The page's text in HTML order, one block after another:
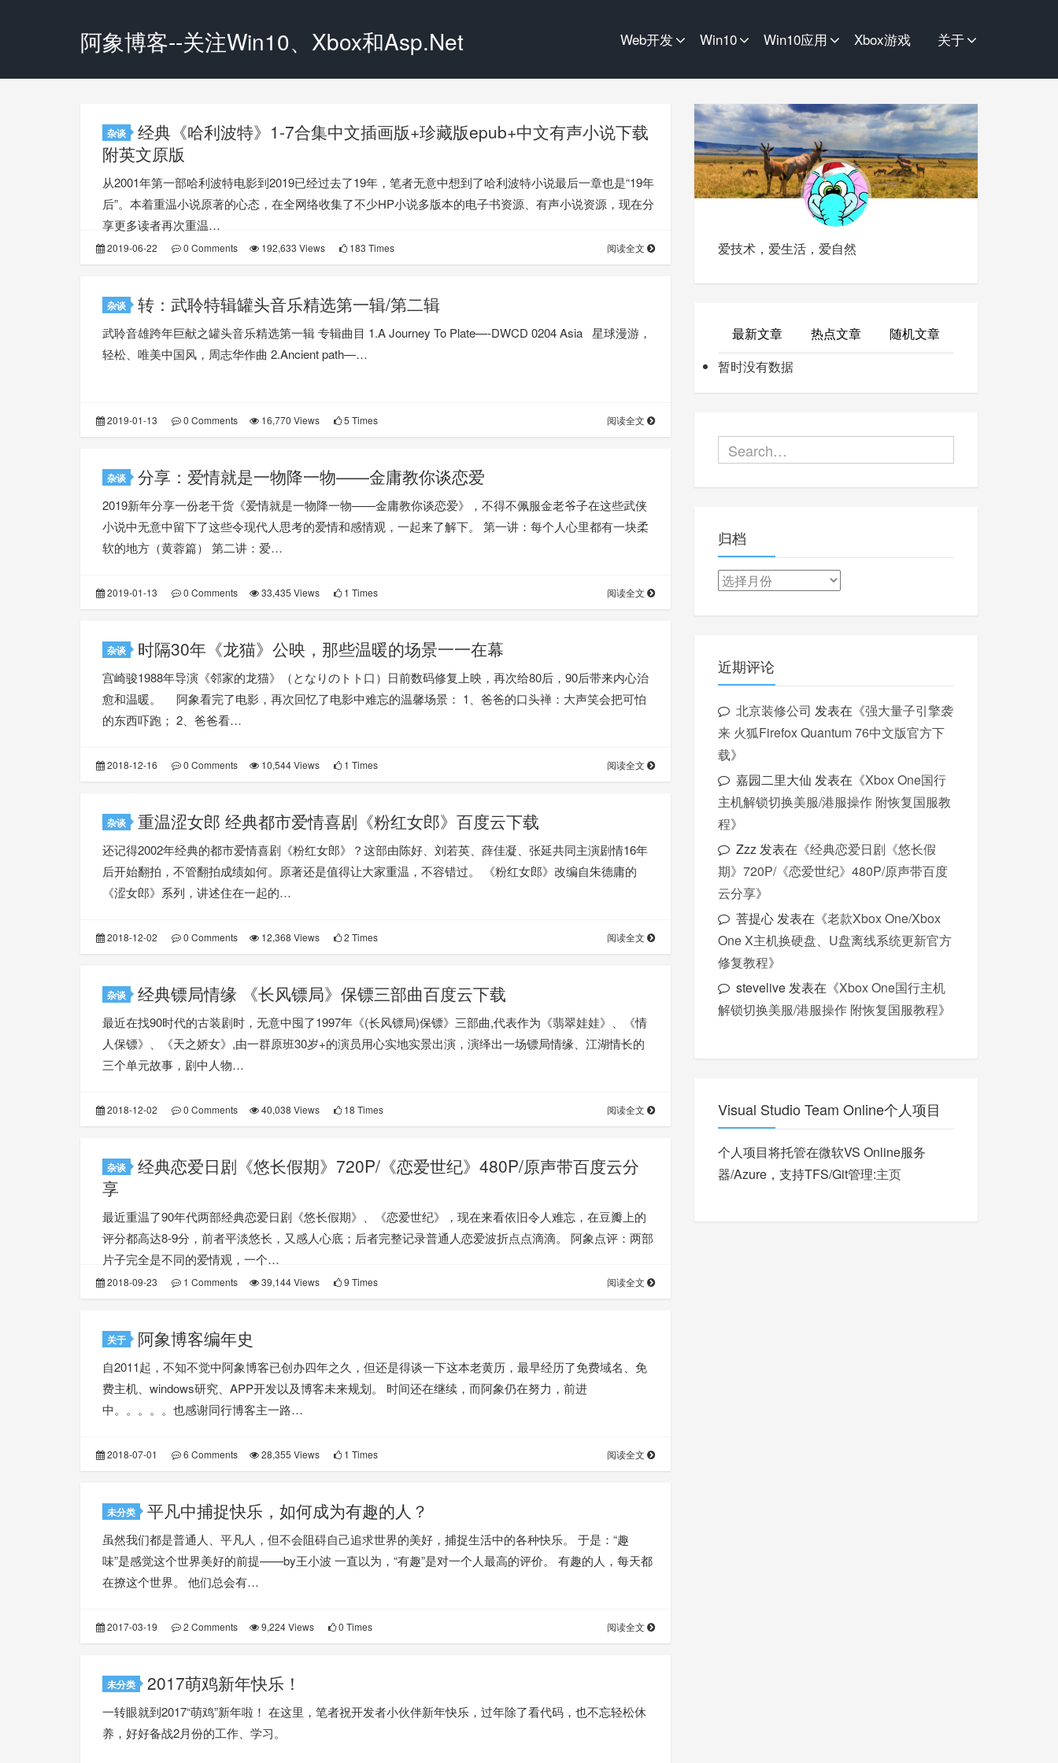
阿象博客--关注Win10、Xbox和Asp.Net Web开发 Win10 Win10应用 Xbox游戏 关于
杂谈
经典《哈利波特》1-7合集中文插画版+珍藏版epub+中文有声小说下载
附英文原版
从2001年第一部哈利波特电影到2019已经过去了19年，笔者无意中想到了哈利波特小说最后一章也是“19年
后”。本着重温小说原著的心态，在全网络收集了不少HP小说多版本的电子书资源、有声小说资源，现在分
享更多读者再次重温…
2019-06-22 0 Comments 192,633 Views 183 Times 阅读全文
杂谈 转：武聆特辑罐头音乐精选第一辑/第二辑
武聆音雄跨年巨献之罐头音乐精选第一辑 专辑曲目 1.A Journey To Plate—-DWCD 0204 Asia 星球漫游，
轻松、唯美中国风，周志华作曲 2.Ancient path—…
2019-01-13 0 Comments 16,770 Views 5 Times 阅读全文
杂谈 分享：爱情就是一物降一物——金庸教你谈恋爱
2019新年分享一份老干货《爱情就是一物降一物——金庸教你谈恋爱》，不得不佩服金老爷子在这些武侠
小说中无意中留下了这些令现代人思考的爱情和感情观，一起来了解下。 第一讲：每个人心里都有一块柔
软的地方（黄蓉篇） 第二讲：爱…
2019-01-13 0 Comments 33,435 Views 1 Times 阅读全文
杂谈 时隔30年《龙猫》公映，那些温暖的场景一一在幕
宫崎骏1988年导演《邻家的龙猫》（となりのトト口）日前数码修复上映，再次给80后，90后带来内心治
愈和温暖。 阿象看完了电影，再次回忆了电影中难忘的温馨场景： 1、爸爸的口头禅：大声笑会把可怕
的东西吓跑； 2、爸爸看…
2018-12-16 0 Comments 10,544 Views 1 Times 阅读全文
杂谈 重温涩女郎 经典都市爱情喜剧《粉红女郎》百度云下载
还记得2002年经典的都市爱情喜剧《粉红女郎》？这部由陈好、刘若英、薛佳凝、张延共同主演剧情16年
后开始翻拍，不管翻拍成绩如何。原著还是值得让大家重温，不容错过。 《粉红女郎》改编自朱德庸的
《涩女郎》系列，讲述住在一起的…
2018-12-02 0 Comments 12,368 Views 2 Times 阅读全文
杂谈 经典镖局情缘 《长风镖局》保镖三部曲百度云下载
最近在找90时代的古装剧时，无意中囤了1997年《(长风镖局)保镖》三部曲,代表作为《翡翠娃娃》、《情
人保镖》、《天之娇女》,由一群原班30岁+的演员用心实地实景出演，演绎出一场镖局情缘、江湖情长的
三个单元故事，剧中人物…
2018-12-02 0 Comments 40,038 Views 18 Times 阅读全文
杂谈
经典恋爱日剧《悠长假期》720P/《恋爱世纪》480P/原声带百度云分
享
最近重温了90年代两部经典恋爱日剧《悠长假期》、《恋爱世纪》，现在来看依旧令人难忘，在豆瓣上的
评分都高达8-9分，前者平淡悠长，又感人心底；后者完整记录普通人恋爱波折点点滴滴。 阿象点评：两部
片子完全是不同的爱情观，一个…
2018-09-23 1 Comments 39,144 Views 9 Times 阅读全文
关于 阿象博客编年史
自2011起，不知不觉中阿象博客已创办四年之久，但还是得谈一下这本老黄历，最早经历了免费域名、免
费主机、windows研究、APP开发以及博客未来规划。 时间还在继续，而阿象仍在努力，前进
中。。。。。也感谢同行博客主一路…
2018-07-01 6 Comments 28,355 Views 1 Times 阅读全文
未分类 平凡中捕捉快乐，如何成为有趣的人？
虽然我们都是普通人、平凡人，但不会阻碍自己追求世界的美好，捕捉生活中的各种快乐。 于是：“趣
味”是感觉这个世界美好的前提——by王小波 一直以为，“有趣”是对一个人最高的评价。 有趣的人，每天都
在撩这个世界。 他们总会有…
2017-03-19 2 Comments 9,224 Views 0 Times 阅读全文
未分类 2017萌鸡新年快乐！
一转眼就到2017“萌鸡”新年啦！ 在这里，笔者祝开发者小伙伴新年快乐，过年除了看代码，也不忘轻松休
养，好好备战2月份的工作、学习。
爱技术，爱生活，爱自然
最新文章 热点文章
随机文章
暂时没有数据
归档
归
近期评论
北京装修公司 发表在《强大量子引擎袭
来 火狐Firefox Quantum 76中文版官方下
载》
嘉园二里大仙 发表在《Xbox One国行
主机解锁切换美服/港服操作 附恢复国服教
程》
Zzz发表在《经典恋爱日剧《悠长假
期》720P/《恋爱世纪》480P/原声带百度
云分享》
菩提心发表在《老款Xbox One/Xbox
One X主机换硬盘、U盘离线系统更新官方
修复教程》
stevelive发表在《Xbox One国行主机
解锁切换美服/港服操作 附恢复国服教程》
Visual Studio Team Online个人项目
个人项目将托管在微软VS Online服务
器/Azure，支持TFS/Git管理:主页